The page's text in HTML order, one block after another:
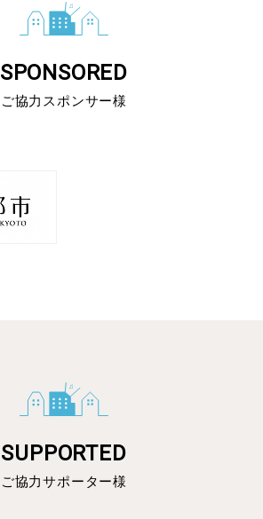
SPONSORED
ご協力スポンサー様
SUPPORTED
ご協力サポーター様